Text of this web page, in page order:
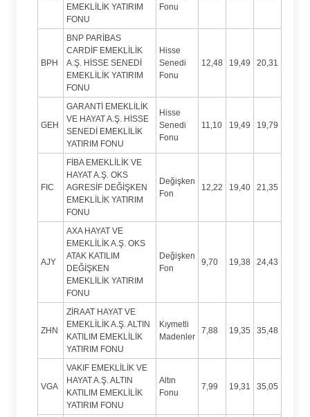
EMEKLİLİK YATIRIM
FONU
Fonu
BPH
BNP PARİBAS
CARDİF EMEKLİLİK
A.Ş. HİSSE SENEDİ
EMEKLİLİK YATIRIM
FONU
Hisse
Senedi
Fonu
12,48 19,49 20,31
GEH
GARANTİ EMEKLİLİK
VE HAYAT A.Ş. HİSSE
SENEDİ EMEKLİLİK
YATIRIM FONU
Hisse
Senedi
Fonu
11,10 19,49 19,79
FIC
FİBA EMEKLİLİK VE
HAYAT A.Ş. OKS
AGRESİF DEĞİŞKEN
EMEKLİLİK YATIRIM
FONU
Değişken
Fon
12,22 19,40 21,35
AJY
AXA HAYAT VE
EMEKLİLİK A.Ş. OKS
ATAK KATILIM
DEĞİŞKEN
EMEKLİLİK YATIRIM
FONU
Değişken
Fon
9,70 19,38 24,43
ZHN
ZİRAAT HAYAT VE
EMEKLİLİK A.Ş. ALTIN
KATILIM EMEKLİLİK
YATIRIM FONU
Kıymetli
Madenler
7,88 19,35 35,48
VGA
VAKIF EMEKLİLİK VE
HAYAT A.Ş. ALTIN
KATILIM EMEKLİLİK
YATIRIM FONU
Altın
Fonu
7,99 19,31 35,05